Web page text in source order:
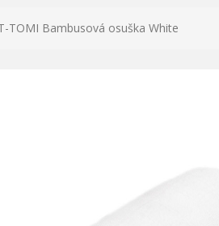
TOMI Bambusová osuška White